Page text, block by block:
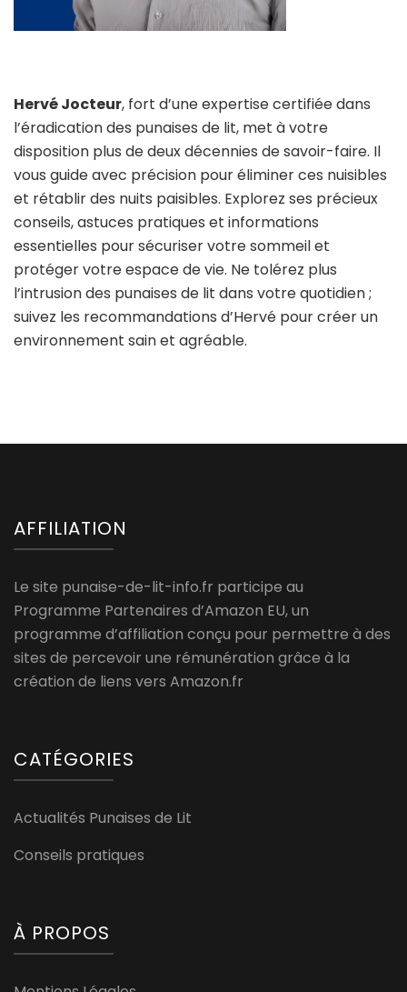
Hervé Jocteur, fort d’une expertise certifiée dans
l’éradication des punaises de lit, met à votre
disposition plus de deux décennies de savoir-faire. Il
vous guide avec précision pour éliminer ces nuisibles
et rétablir des nuits paisibles. Explorez ses précieux
conseils, astuces pratiques et informations
essentielles pour sécuriser votre sommeil et
protéger votre espace de vie. Ne tolérez plus
l’intrusion des punaises de lit dans votre quotidien ;
suivez les recommandations d’Hervé pour créer un
environnement sain et agréable.
AFFILIATION
Le site punaise-de-lit-info.fr participe au
Programme Partenaires d’Amazon EU, un
programme d’affiliation conçu pour permettre à des
sites de percevoir une rémunération grâce à la
création de liens vers Amazon.fr
CATÉGORIES
Actualités Punaises de Lit
Conseils pratiques
À PROPOS